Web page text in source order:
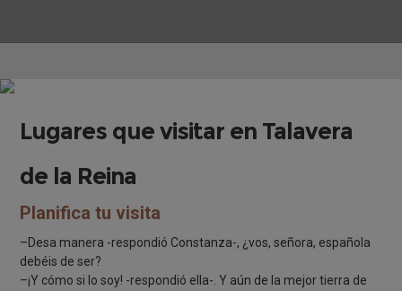
Lugares que visitar en Talavera
de la Reina
Planifica tu visita
–Desa manera -respondió Constanza-, ¿vos, señora, española
debéis de ser?
–¡Y cómo si lo soy! -respondió ella-. Y aún de la mejor tierra de